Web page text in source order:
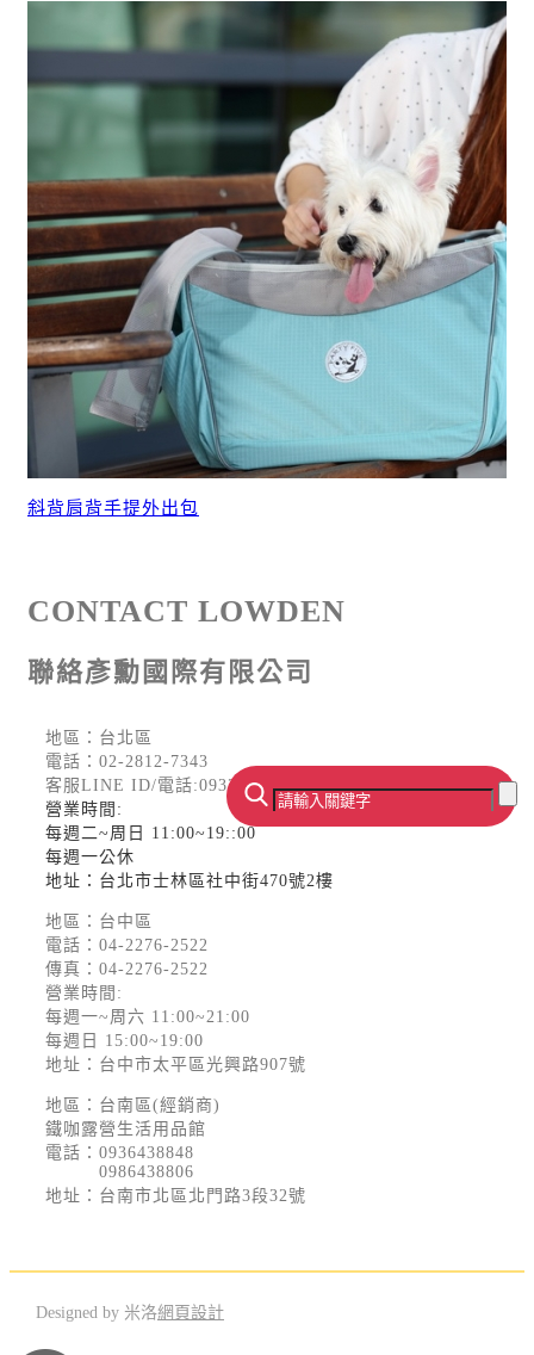
斜背肩背手提外出包
CONTACT LOWDEN
聯絡彥勳國際有限公司
地區：台北區
電話： 02-2812-7343
客服LINE ID/電話:0932-312-637
營業時間:
每週二~周日 11:00~19::00
每週一公休
地址：台北市士林區社中街470號2樓
地區：台中區
電話： 04-2276-2522
傳真：04-2276-2522
營業時間:
每週一~周六 11:00~21:00
每週日 15:00~19:00
地址：台中市太平區光興路907號
地區：台南區(經銷商)
鐵咖露營生活用品館
電話： 0936438848
0986438806
地址：台南市北區北門路3段32號
Designed by 米洛網頁設計